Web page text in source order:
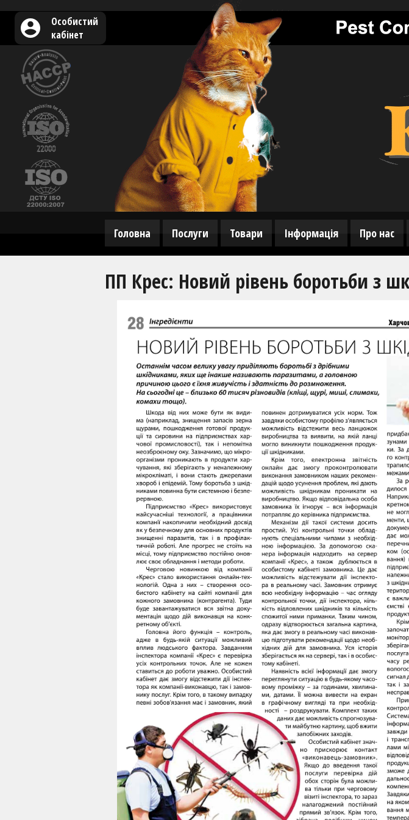
Особистий
кабінет
Головна Послуги Товари Інформація Про нас
DUO LED Ціна товару формується
відносно курсу Євро, на час
розмитнення
20,520.00 грн
ДОДАТИ У КОШИК
(Містер
з екстра
ПП Крес: Новий рівень боротьби з